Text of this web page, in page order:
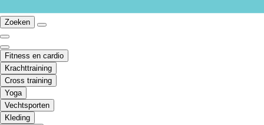
Zoeken
Fitness en cardio
Krachttraining
Cross training
Yoga
Vechtsporten
Kleding